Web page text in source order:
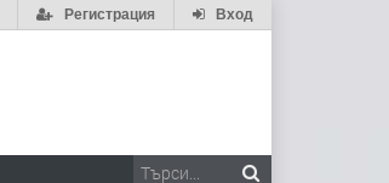
Вход
Регистрация